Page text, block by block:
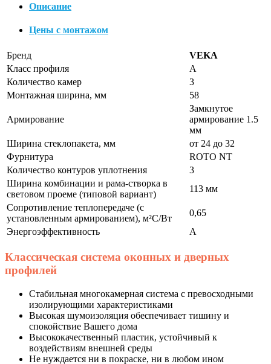
Описание
Цены с монтажом
Бренд
VEKA
Класс профиля
А
Количество камер
3
Монтажная ширина, мм
58
Армирование
Замкнутое
армирование 1.5
мм
Ширина стеклопакета, мм
от 24 до 32
Фурнитура
ROTO NT
Количество контуров уплотнения
3
Ширина комбинации и рама-створка в
световом проеме (типовой вариант)
113 мм
Сопротивление теплопередаче (с
установленным армированием), м²С/Вт
0,65
Энергоэффективность
A
Классическая система оконных и дверных
профилей
Стабильная многокамерная система с превосходными
изолирующими характеристиками
Высокая шумоизоляция обеспечивает тишину и
спокойствие Вашего дома
Высококачественный пластик, устойчивый к
воздействиям внешней среды
Не нуждается ни в покраске, ни в любом ином